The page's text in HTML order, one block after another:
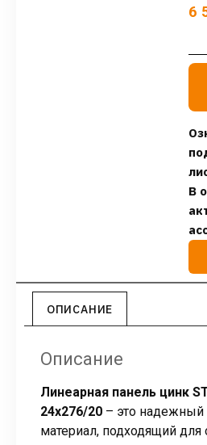
6
В
ОПИСАНИЕ
Описание
Линеарная панель цинк
24х276/20 – это
материал, подходящий для